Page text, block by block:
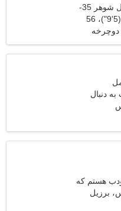
زن مجرد به دنبال شوهر 35-
173 سانتی متر (5'9")، 56
دوچرخه
دنبال
هستم که
برزیل